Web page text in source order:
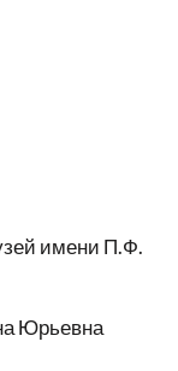
имени П.Ф.
Юрьевна